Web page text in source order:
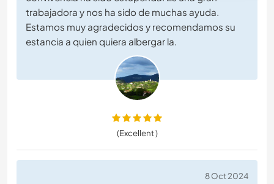
trabajadora y nos ha sido de muchas ayuda.
Estamos muy agradecidos y recomendamos su
estancia a quien quiera albergar la.
(Excellent )
8 Oct 2024